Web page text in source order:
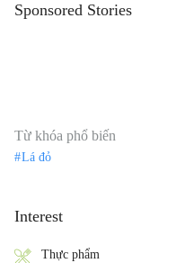
Sponsored Stories
Từ khóa phổ biến
Lá đỏ
Interest
Thực phẩm